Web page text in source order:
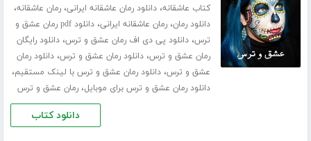
کتاب عاشقانه،دانلود رمان عاشقانه ایرانی،رمان عاشقانه،
دانلود رمان،رمان عاشقانه ایرانی،
دانلود pdf رمان عشق و
ترس،دانلود پی دی اف رمان عشق و ترس،دانلود رایگان
رمان عشق و ترس،دانلود رمان عشق و ترس،دانلود رمان
عشق و ترس،دانلود رمان عشق و ترس با لینک مستقیم،
دانلود رمان عشق و ترس برای موبایل،رمان عشق و ترس
دانلود کتاب